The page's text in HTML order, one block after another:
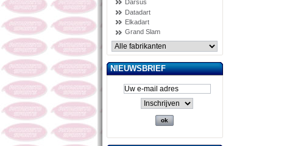
Darsus
Datadart
Elkadart
Grand Slam
NIEUWSBRIEF